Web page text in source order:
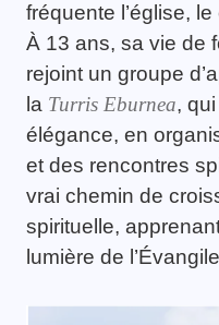
fréquente l’église,
À 13 ans, sa vie de
rejoint un groupe
la Turris Eburnea,
élégance, en
et des rencontres
vrai chemin de
spirituelle,
lumière de